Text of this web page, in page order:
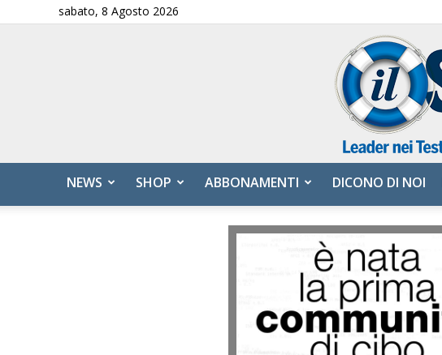
sabato, 8 Agosto 2026
NEWS SHOP ABBONAMENTI DICONO DI NOI